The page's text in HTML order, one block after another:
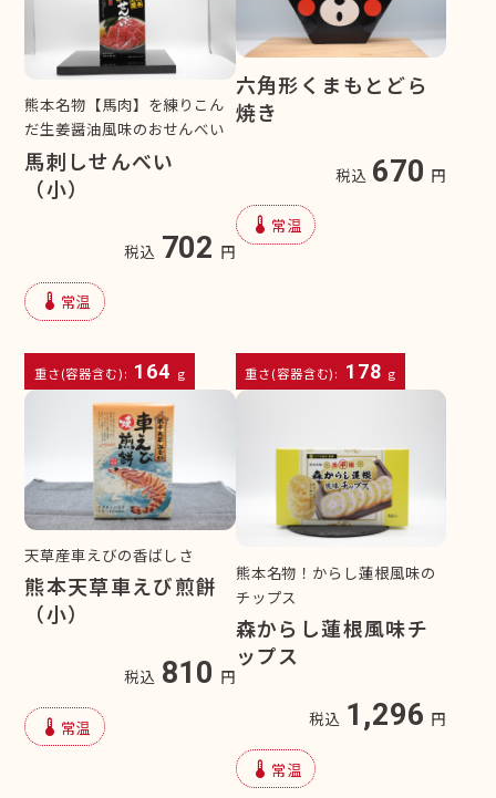
熊本名物【馬肉】を練りこん
だ生姜醤油風味のおせんべい
馬刺しせんべい
（小）
税込 702 円
device_thermostat 常温
重さ(容器含む): 164 g
六角形くまもとどら
焼き
税込 670 円
device_thermostat 常温
重さ(容器含む): 178 g
天草産車えびの香ばしさ
熊本天草車えび煎餅
（小）
税込 810 円
device_thermostat 常温
熊本名物！からし蓮根風味の
チップス
森からし蓮根風味チ
ップス
税込 1,296 円
device_thermostat 常温